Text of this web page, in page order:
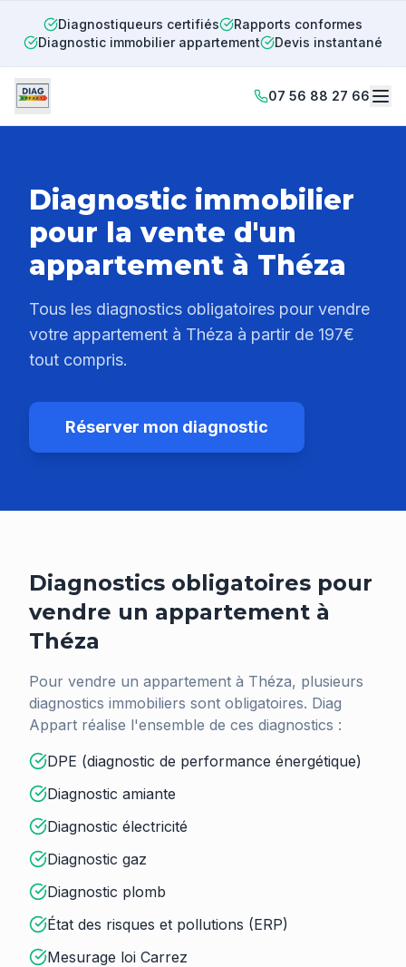
Diagnostiqueurs certifiés
Rapports conformes
Diagnostic immobilier appartement
Devis instantané
07 56 88 27 66
Diagnostic immobilier
pour la vente d'un
appartement à Théza
Tous les diagnostics obligatoires pour vendre
votre appartement à Théza à partir de 197€
tout compris.
Réserver mon diagnostic
Diagnostics obligatoires pour
vendre un appartement à
Théza
Pour vendre un appartement à Théza, plusieurs
diagnostics immobiliers sont obligatoires. Diag
Appart réalise l'ensemble de ces diagnostics :
DPE (diagnostic de performance énergétique)
Diagnostic amiante
Diagnostic électricité
Diagnostic gaz
Diagnostic plomb
État des risques et pollutions (ERP)
Mesurage loi Carrez